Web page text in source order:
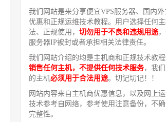
我们网站是来分享便宜VPS服务器、国内外
优惠和正规运维技术教程。用户选择任何
法、正规使用， 切勿用于不良和违规用途
服务器IP被封或者承担相关法律责任。
我们网站介绍的均是主机商和正规技术教程
销售任何主机，不提供任何技术服务，我
的主机必须用于合法用途。切记切记！！
网站内容来自主机商优惠信息，以及网上
技术参考自网络，参考使用注意备份，不
完整性。